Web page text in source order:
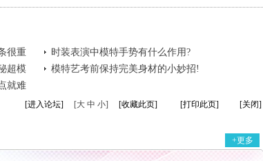
很重
时装表演中模特手势有什么作用?
超模
模特艺考前保持完美身材的小妙招!
就难
[进入论坛] [大 中 小] [收藏此页] [打印此页] [关闭]
+更多